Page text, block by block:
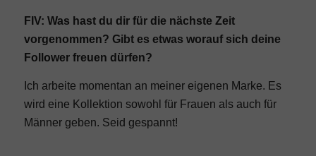
FIV: Was hast du dir für die nächste Zeit
vorgenommen? Gibt es etwas worauf sich deine
Follower freuen dürfen?
Ich arbeite momentan an meiner eigenen Marke. Es
wird eine Kollektion sowohl für Frauen als auch für
Männer geben. Seid gespannt!